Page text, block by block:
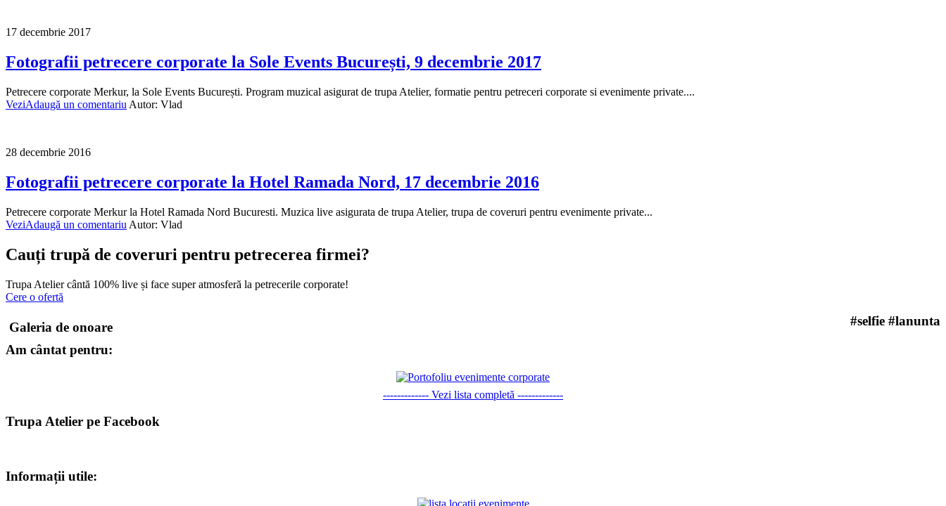
17 decembrie 2017
Fotografii petrecere corporate la Sole Events București, 9 decembrie 2017
Petrecere corporate Merkur, la Sole Events București. Program muzical asigurat de trupa Atelier, formatie pentru petreceri corporate si evenimente private....
VeziAdaugă un comentariu Autor: Vlad
28 decembrie 2016
Fotografii petrecere corporate la Hotel Ramada Nord, 17 decembrie 2016
Petrecere corporate Merkur la Hotel Ramada Nord Bucuresti. Muzica live asigurata de trupa Atelier, trupa de coveruri pentru evenimente private...
VeziAdaugă un comentariu Autor: Vlad
Cauți trupă de coveruri pentru petrecerea firmei?
Trupa Atelier cântă 100% live și face super atmosferă la petrecerile corporate!
Cere o ofertă
Galeria de onoare
#selfie #lanunta
Am cântat pentru:
------------- Vezi lista completă -------------
Trupa Atelier pe Facebook
Informații utile: